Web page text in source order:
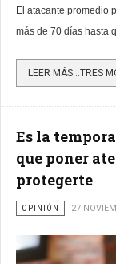
El atacante promedio
más de 70 días hasta
LEER MÁS…TRES
Es la
que poner
protegerte
OPINIÓN 27